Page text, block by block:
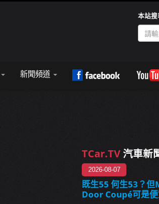
本站搜
新聞頻道
TCar.TV汽車新
2026-08-07
既生55 何生53？
Door Coupé可是便